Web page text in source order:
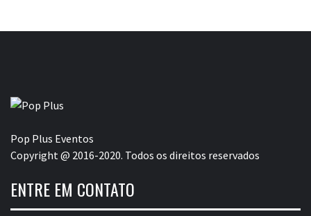
Pop Plus Eventos
Copyright @ 2016-2020. Todos os direitos reservados
ENTRE EM CONTATO